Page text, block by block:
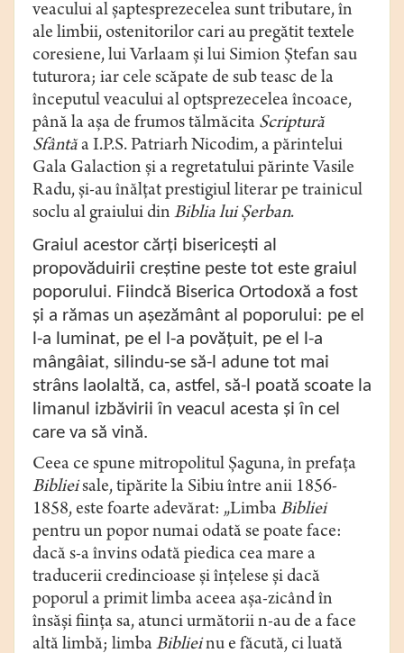
veacului al şaptesprezecelea sunt tributare, în
ale limbii, ostenitorilor cari au pregătit textele
coresiene, lui Varlaam şi lui Simion Ştefan sau
tuturora; iar cele scăpate de sub teasc de la
începutul veacului al optsprezecelea încoace,
până la aşa de frumos tălmăcita Scriptură
Sfântăa I.P.S. Patriarh Nicodim, a părintelui
Gala Galaction şi a regretatului părinte Vasile
Radu, şi-au înălţat prestigiul literar pe trainicul
soclu al graiului din Biblia lui Şerban.
Graiul acestor cărţi bisericeşti al
propovăduirii creştine peste tot este graiul
poporului. Fiindcă Biserica Ortodoxă a fost
şi a rămas un aşezământ al poporului: pe el
l-a luminat, pe el l-a povăţuit, pe el l-a
mângâiat, silindu-se să-l adune tot mai
strâns laolaltă, ca, astfel, să-l poată scoate la
limanul izbăvirii în veacul acesta şi în cel
care va să vină.
Ceea ce spune mitropolitul Şaguna, în prefaţa
Biblieisale, tipărite la Sibiu între anii 1856-
1858, este foarte adevărat: „Limba Bibliei
pentru un popor numai odată se poate face:
dacă s-a învins odată piedica cea mare a
traducerii credincioase şi înţelese şi dacă
poporul a primit limba aceea aşa-zicând în
însăşi fiinţa sa, atunci următorii n-au de a face
altă limbă; limba Biblieinu e făcută, ci luată